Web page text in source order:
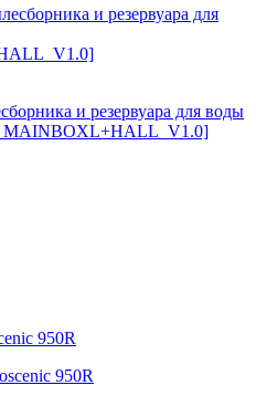
и резервуара для воды
950R